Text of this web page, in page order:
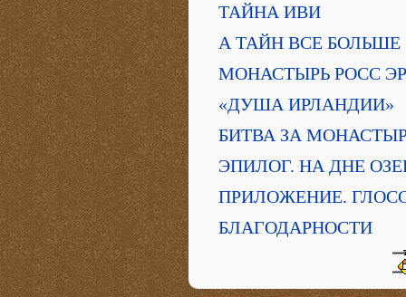
ТАЙНА ИВИ
А ТАЙН ВСЕ БОЛЬШЕ
МОНАСТЫРЬ РОСС
«ДУША ИРЛАНДИИ»
БИТВА ЗА
ЭПИЛОГ. НА ДНЕ
ПРИЛОЖЕНИЕ.
БЛАГОДАРНОСТИ